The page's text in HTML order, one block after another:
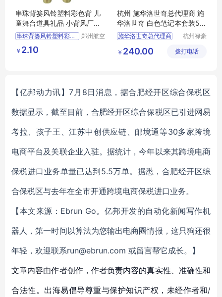
串珠背篓风铃塑料彩色背 儿
童舞台道具礼品 小背风厂家
包邮
串珠背篓风铃塑料彩色背篓
儿童舞台道具礼品
小背风厂家包邮
郑州航空
￥ 2.10
杭州 施华洛世奇总代理商 施
华洛世奇 白色笔记本套装55
75063
施华洛世奇总代理商
杭州禄豪
公司
￥ 240.00 拨打电话
【亿邦动力讯】7月8日消息，据合肥经开区综合保税区
数据显示，截至目前，合肥经开区综合保税区已引进网易
考拉、孩子王、江苏中创供应链、邮境通等30多家跨境
电商平台及关联企业入驻。据统计，今年以来其跨境电商
保税进口业务单量已达到5.5万单。据悉，合肥经开区综
合保税区与去年在全市开通跨境电商保税进口业务。
【本文来源：Ebrun Go。亿邦开发的自动化新闻写作机
器人，第一时间以算法为您输出电商圈情报，这只狗还很
年轻，欢迎联系run@ebrun.com 或留言帮它成长。】
文章内容由作者创作，作者负责内容的真实性、准确性和
合法性。出海易倡导尊重与保护知识产权，未经作者和/